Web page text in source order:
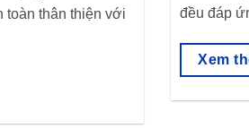
toàn thân thiện với
đều đáp
Xem